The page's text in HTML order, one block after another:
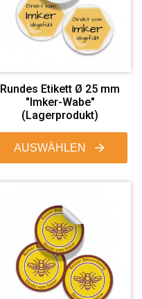
Rundes Etikett Ø 25 mm
"Imker-Wabe"
(Lagerprodukt)
AUSWÄHLEN